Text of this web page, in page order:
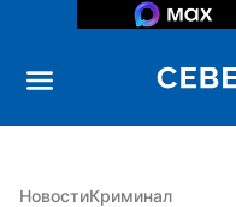
НовостиКриминал